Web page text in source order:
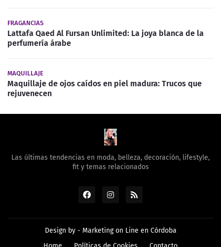
FRAGANCIAS
Lattafa Qaed Al Fursan Unlimited: La joya blanca de la
perfumería árabe
MAQUILLAJE
Maquillaje de ojos caídos en piel madura: Trucos que
rejuvenecen
Las últimas tendencias en moda, belleza, decoración, lifestyle,
fit y temas relacionados
Design by - Marketing on Line en Córdoba